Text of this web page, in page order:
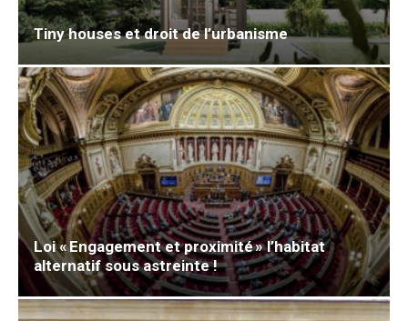
Tiny houses et droit de l’urbanisme
Loi « Engagement et proximité » l’habitat
alternatif sous astreinte !